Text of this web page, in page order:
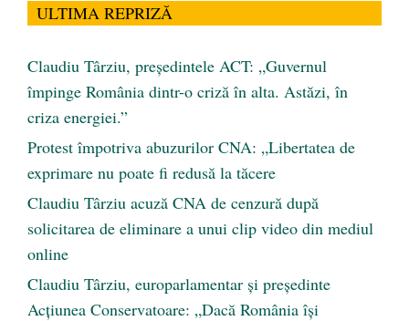
ULTIMA REPRIZĂ
Claudiu Târziu, președintele ACT: „Guvernul
împinge România dintr-o criză în alta. Astăzi, în
criza energiei.”
Protest împotriva abuzurilor CNA: „Libertatea de
exprimare nu poate fi redusă la tăcere
Claudiu Târziu acuză CNA de cenzură după
solicitarea de eliminare a unui clip video din mediul
online
Claudiu Târziu, europarlamentar și președinte
Acțiunea Conservatoare: „Dacă România își